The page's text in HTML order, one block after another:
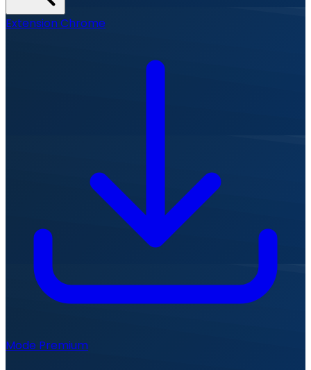
Extension Chrome
Mode Premium